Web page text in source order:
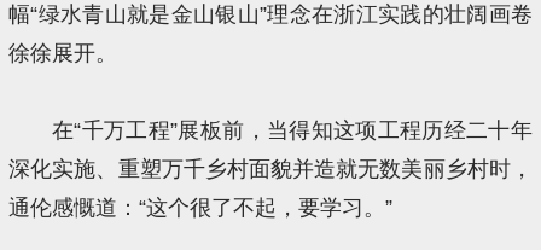
幅“绿水青山就是金山银山”理念在浙江实践的壮阔画卷
徐徐展开。
在“千万工程”展板前，当得知这项工程历经二十年
深化实施、重塑万千乡村面貌并造就无数美丽乡村时，
通伦感慨道：“这个很了不起，要学习。”